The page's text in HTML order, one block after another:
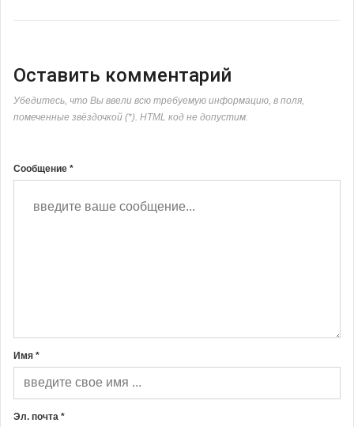
Оставить комментарий
Убедитесь, что Вы ввели всю требуемую информацию, в поля,
помеченные звёздочкой (*). HTML код не допустим.
Сообщение *
Имя *
Эл. почта *